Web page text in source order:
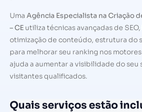
Uma Agência Especialista na Criação
– CE utiliza técnicas avançadas de
otimização de conteúdo, estrutura do
para melhorar seu ranking nos
ajuda a aumentar a visibilidade do seu
visitantes qualificados.
Quais serviços estão